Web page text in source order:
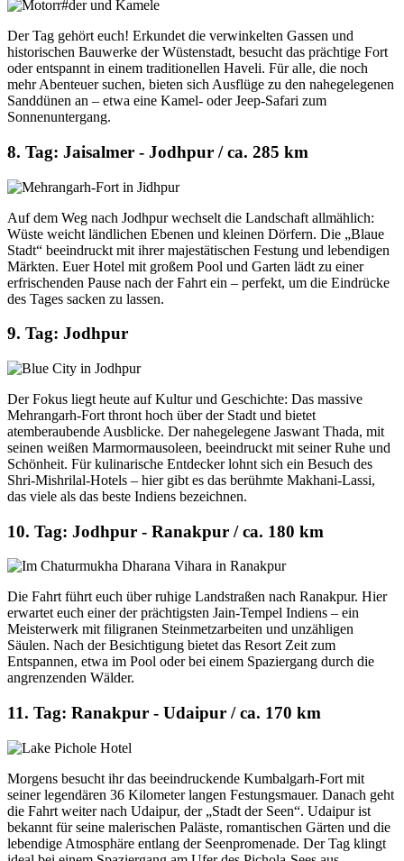
Der Tag gehört euch! Erkundet die verwinkelten Gassen und
historischen Bauwerke der Wüstenstadt, besucht das prächtige Fort
oder entspannt in einem traditionellen Haveli. Für alle, die noch
mehr Abenteuer suchen, bieten sich Ausflüge zu den nahegelegenen
Sanddünen an – etwa eine Kamel- oder Jeep-Safari zum
Sonnenuntergang.
8. Tag: Jaisalmer - Jodhpur / ca. 285 km
Auf dem Weg nach Jodhpur wechselt die Landschaft allmählich:
Wüste weicht ländlichen Ebenen und kleinen Dörfern. Die „Blaue
Stadt“ beeindruckt mit ihrer majestätischen Festung und lebendigen
Märkten. Euer Hotel mit großem Pool und Garten lädt zu einer
erfrischenden Pause nach der Fahrt ein – perfekt, um die Eindrücke
des Tages sacken zu lassen.
9. Tag: Jodhpur
Der Fokus liegt heute auf Kultur und Geschichte: Das massive
Mehrangarh-Fort thront hoch über der Stadt und bietet
atemberaubende Ausblicke. Der nahegelegene Jaswant Thada, mit
seinen weißen Marmormausoleen, beeindruckt mit seiner Ruhe und
Schönheit. Für kulinarische Entdecker lohnt sich ein Besuch des
Shri-Mishrilal-Hotels – hier gibt es das berühmte Makhani-Lassi,
das viele als das beste Indiens bezeichnen.
10. Tag: Jodhpur - Ranakpur / ca. 180 km
Die Fahrt führt euch über ruhige Landstraßen nach Ranakpur. Hier
erwartet euch einer der prächtigsten Jain-Tempel Indiens – ein
Meisterwerk mit filigranen Steinmetzarbeiten und unzähligen
Säulen. Nach der Besichtigung bietet das Resort Zeit zum
Entspannen, etwa im Pool oder bei einem Spaziergang durch die
angrenzenden Wälder.
11. Tag: Ranakpur - Udaipur / ca. 170 km
Morgens besucht ihr das beeindruckende Kumbalgarh-Fort mit
seiner legendären 36 Kilometer langen Festungsmauer. Danach geht
die Fahrt weiter nach Udaipur, der „Stadt der Seen“. Udaipur ist
bekannt für seine malerischen Paläste, romantischen Gärten und die
lebendige Atmosphäre entlang der Seenpromenade. Der Tag klingt